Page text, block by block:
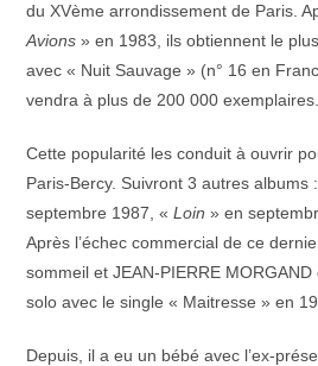
du XVème arrondissement de Paris.
Avions » en 1983, ils obtiennent le
avec « Nuit Sauvage » (n° 16 en
vendra à plus de 200 000 exemplaires.
Cette popularité les conduit à ouvrir
Paris-Bercy. Suivront 3 autres albums
septembre 1987, «Loin » en
Après l’échec commercial de ce
sommeil et JEAN-PIERRE
solo avec le single « Maitresse » en
Depuis, il a eu un bébé avec l’ex-